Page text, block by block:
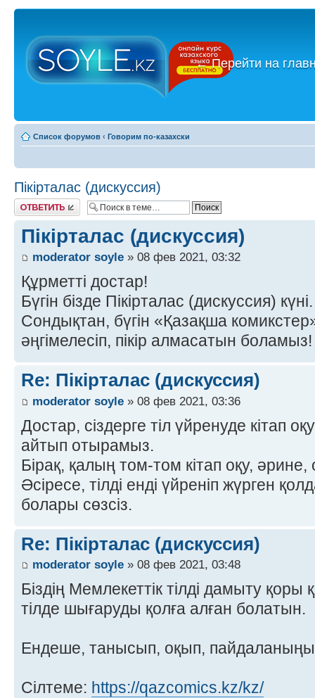
←Перейти на
Список форумов ‹ Говорим по-казахски
Пікірталас (дискуссия)
Ответить
Пікірталас (дискуссия)
moderator soyle » 08 фев 2021, 03:32
Құрметті достар!
Бүгін бізде Пікірталас (дискуссия) күні.
Сондықтан, бүгін «Қазақша
әңгімелесіп, пікір алмасатын боламыз!
Re: Пікірталас (дискуссия)
moderator soyle » 08 фев 2021, 03:36
Достар, сіздерге тіл үйренуде кітап
айтып отырамыз.
Бірақ, қалың том-том кітап оқу,
Әсіресе, тілді енді үйреніп жүрген
болары сөзсіз.
Re: Пікірталас (дискуссия)
moderator soyle » 08 фев 2021, 03:48
Біздің Мемлекеттік тілді дамыту қоры
тілде шығаруды қолға алған болатын.
Ендеше, танысып, оқып,
Сілтеме: https://qazcomics.kz/kz/